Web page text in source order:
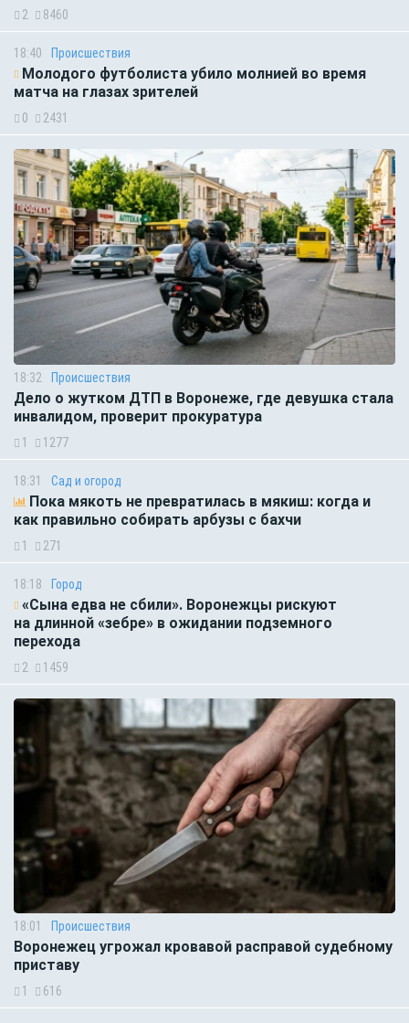
2 8460
18:40 Происшествия
Молодого футболиста убило молнией во время
матча на глазах зрителей
0 2431
18:32 Происшествия
Дело о жутком ДТП в Воронеже, где девушка стала
инвалидом, проверит прокуратура
1 1277
18:31 Сад и огород
Пока мякоть не превратилась в мякиш: когда и
как правильно собирать арбузы с бахчи
1 271
18:18 Город
«Сына едва не сбили». Воронежцы рискуют
на длинной «зебре» в ожидании подземного
перехода
2 1459
18:01 Происшествия
Воронежец угрожал кровавой расправой судебному
приставу
1 616